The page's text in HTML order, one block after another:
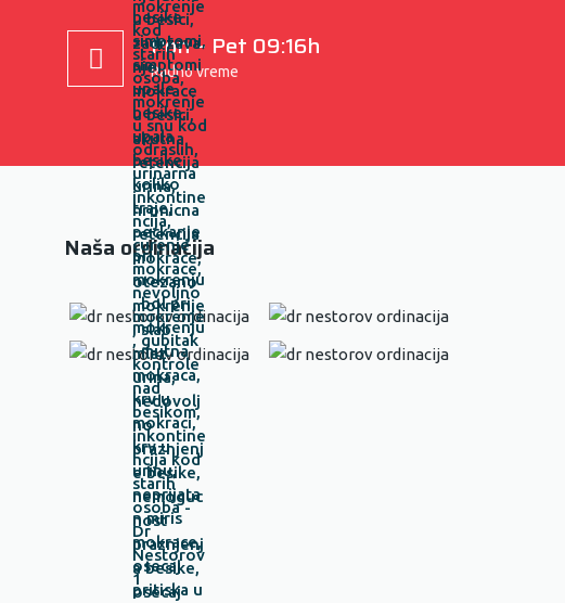
Pon – Pet 09:16h
Radno vreme
Naša ordinacija